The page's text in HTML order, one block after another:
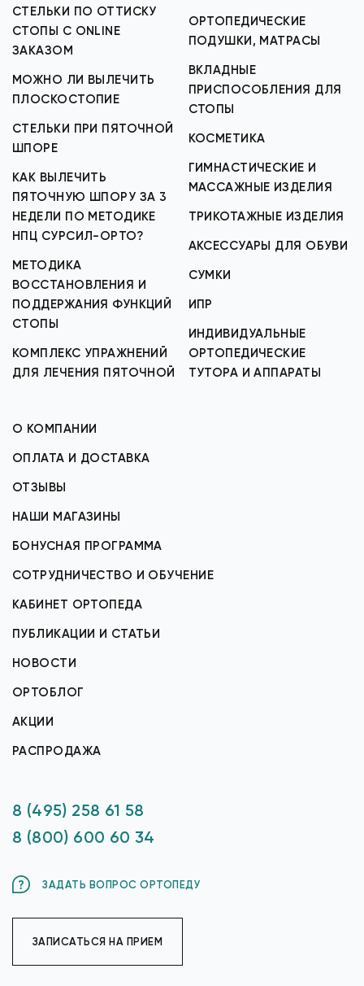
СТЕЛЬКИ ПО ОТТИСКУ
СТОПЫ С ONLINE
ЗАКАЗОМ
МОЖНО ЛИ ВЫЛЕЧИТЬ
ПЛОСКОСТОПИЕ
СТЕЛЬКИ ПРИ ПЯТОЧНОЙ
ШПОРЕ
КАК ВЫЛЕЧИТЬ
ПЯТОЧНУЮ ШПОРУ ЗА 3
НЕДЕЛИ ПО МЕТОДИКЕ
НПЦ СУРСИЛ-ОРТО?
МЕТОДИКА
ВОССТАНОВЛЕНИЯ И
ПОДДЕРЖАНИЯ ФУНКЦИЙ
СТОПЫ
КОМПЛЕКС УПРАЖНЕНИЙ
ДЛЯ ЛЕЧЕНИЯ ПЯТОЧНОЙ
ОРТОПЕДИЧЕСКИЕ
ПОДУШКИ, МАТРАСЫ
ВКЛАДНЫЕ
ПРИСПОСОБЛЕНИЯ ДЛЯ
СТОПЫ
КОСМЕТИКА
ГИМНАСТИЧЕСКИЕ И
МАССАЖНЫЕ ИЗДЕЛИЯ
ТРИКОТАЖНЫЕ ИЗДЕЛИЯ
АКСЕССУАРЫ ДЛЯ ОБУВИ
СУМКИ
ИПР
ИНДИВИДУАЛЬНЫЕ
ОРТОПЕДИЧЕСКИЕ
ТУТОРА И АППАРАТЫ
О КОМПАНИИ
ОПЛАТА И ДОСТАВКА
ОТЗЫВЫ
НАШИ МАГАЗИНЫ
БОНУСНАЯ ПРОГРАММА
СОТРУДНИЧЕСТВО И ОБУЧЕНИЕ
КАБИНЕТ ОРТОПЕДА
ПУБЛИКАЦИИ И СТАТЬИ
НОВОСТИ
ОРТОБЛОГ
АКЦИИ
РАСПРОДАЖА
8 (495) 258 61 58
8 (800) 600 60 34
ЗАДАТЬ ВОПРОС ОРТОПЕДУ
ЗАПИСАТЬСЯ НА ПРИЕМ